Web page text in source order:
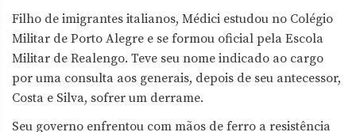
Filho de imigrantes italianos, Médici estudou no Colégio
Militar de Porto Alegre e se formou oficial pela Escola
Militar de Realengo. Teve seu nome indicado ao cargo
por uma consulta aos generais, depois de seu antecessor,
Costa e Silva, sofrer um derrame.
Seu governo enfrentou com mãos de ferro a resistência